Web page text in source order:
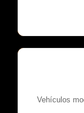
Vehículos